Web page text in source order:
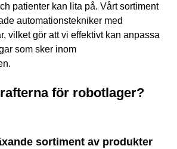
patienter kan lita på. Vårt sortiment
automationstekniker med
vilket gör att vi effektivt kan anpassa
som sker inom
för robotlager?
sortiment av produkter